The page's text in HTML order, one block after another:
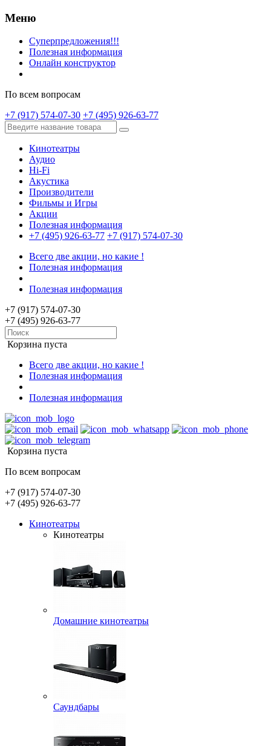
Меню
Суперпредложения!!!
Полезная информация
Онлайн конструктор
По всем вопросам
+7 (917) 574-07-30 +7 (495) 926-63-77
Кинотеатры
Аудио
Hi-Fi
Акустика
Производители
Фильмы и Игры
Акции
Полезная информация
+7 (495) 926-63-77 +7 (917) 574-07-30
Всего две акции, но какие !
Полезная информация
Полезная информация
+7 (917) 574-07-30
+7 (495) 926-63-77
Корзина пуста
Всего две акции, но какие !
Полезная информация
Полезная информация
Корзина пуста
По всем вопросам
+7 (917) 574-07-30
+7 (495) 926-63-77
Кинотеатры
Кинотеатры
Домашние кинотеатры
Саундбары